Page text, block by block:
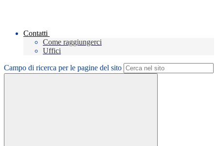
Contatti
Come raggiungerci
Uffici
Campo di ricerca per le pagine del sito